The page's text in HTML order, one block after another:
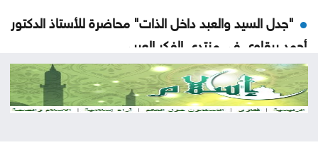
"جدل السيد والعبد داخل الذات" محاضرة للأستاذ الدكتور
أحمد برقاوي في منتدى الفكر العربي
مجلس التعاون الخليجي يدعو لاتخاذ موقف دولي حازم
ضد الحوثيين